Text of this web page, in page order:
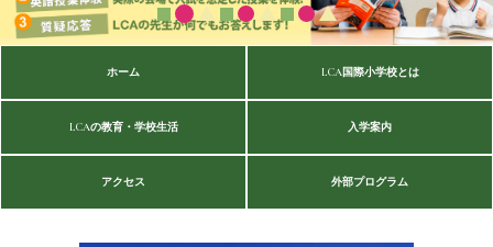
ホーム LCA国際小学校とは
LCAの教育・学校生活 入学案内
アクセス 外部プログラム